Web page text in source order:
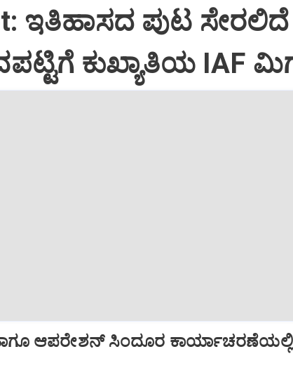
ಇತಿಹಾಸದ ಪುಟ ಸೇರಲಿದೆ
ಕುಖ್ಯಾತಿಯ IAF
ಆಪರೇಶನ್‌ ಸಿಂದೂರ ಕಾರ್ಯಾಚರಣೆಯಲ್ಲಿ